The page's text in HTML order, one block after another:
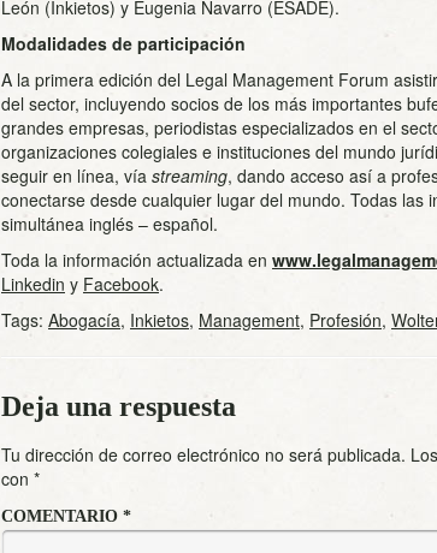
León (Inkietos) y Eugenia Navarro (ESADE).
Modalidades de participación
A la primera edición del Legal Management Forum
del sector, incluyendo socios de los más importantes
grandes empresas, periodistas especializados en el
organizaciones colegiales e instituciones del mundo
seguir en línea, vía streaming, dando acceso así a
conectarse desde cualquier lugar del mundo. Todas las
simultánea inglés – español.
Toda la información actualizada en
Linkedin y Facebook.
Tags: Abogacía, Inkietos, Management, Profesión,
Deja una respuesta
Tu dirección de correo electrónico no será publicada.
con *
COMENTARIO *